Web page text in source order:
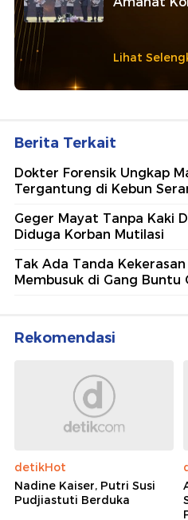
Lihat
Berita Terkait
Dokter Forensik Ungkap
Tergantung di Kebun
Geger Mayat Tanpa Kaki
Diduga Korban Mutilasi
Tak Ada Tanda
Membusuk di Gang Buntu
Rekomendasi
detikHot
Nadine Kaiser, Putri Susi
Pudjiastuti Berduka